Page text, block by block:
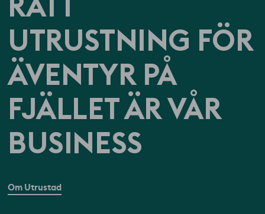
UTRUSTNING FÖR
ÄVENTYR PÅ
FJÄLLET ÄR VÅR
BUSINESS
Om Utrustad